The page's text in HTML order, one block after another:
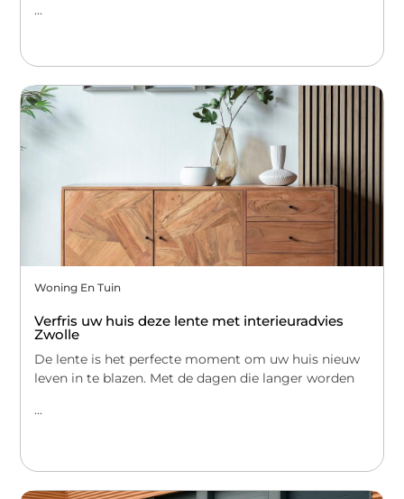
...
Woning En Tuin
Verfris uw huis deze lente met interieuradvies
Zwolle
De lente is het perfecte moment om uw huis nieuw
leven in te blazen. Met de dagen die langer worden
...